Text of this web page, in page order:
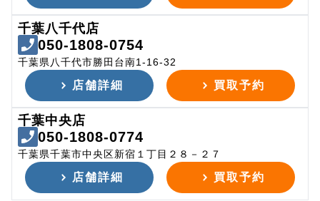
千葉八千代店
050-1808-0754
千葉県八千代市勝田台南1-16-32
店舗詳細 買取予約
千葉中央店
050-1808-0774
千葉県千葉市中央区新宿１丁目２８－２７
店舗詳細 買取予約